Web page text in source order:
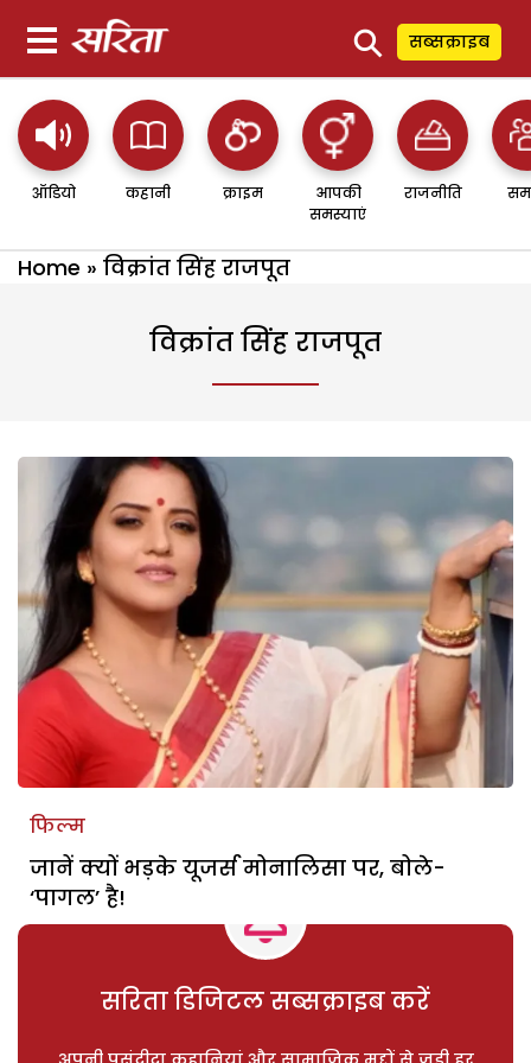
⚲ सब्सक्राइब
ऑडियो कहानी क्राइम
आपकी
समस्याएं
राजनीति
Home » विक्रांत सिंह राजपूत
विक्रांत सिंह राजपूत
फिल्म
जानें क्यों भड़के यूजर्स मोनालिसा पर, बोले-
‘पागल’ है!
सरिता डिजिटल सब्सक्राइब करें